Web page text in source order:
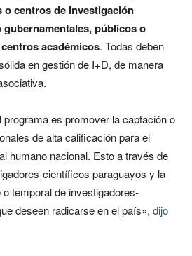
centros de investigación
públicos o
académicos. Todas deben
en gestión de I+D, de manera
programa es promover la captación o
de alta calificación para el
humano nacional. Esto a través de
científicos paraguayos y la
temporal de investigadores-
deseen radicarse en el país», dijo